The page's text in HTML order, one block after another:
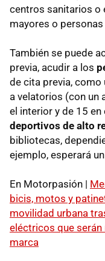
centros sanitarios o
mayores o
También se puede
previa, acudir a los
de cita previa, como
a velatorios (con un
el interior y de 15
deportivos de alto
bibliotecas,
ejemplo, esperará
En Motorpasión |
bicis, motos y
movilidad urbana
eléctricos que
marca